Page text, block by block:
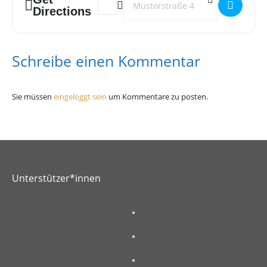
Directions
Schreibe einen Kommentar
Sie müssen eingeloggt sein um Kommentare zu posten.
Unterstützer*innen